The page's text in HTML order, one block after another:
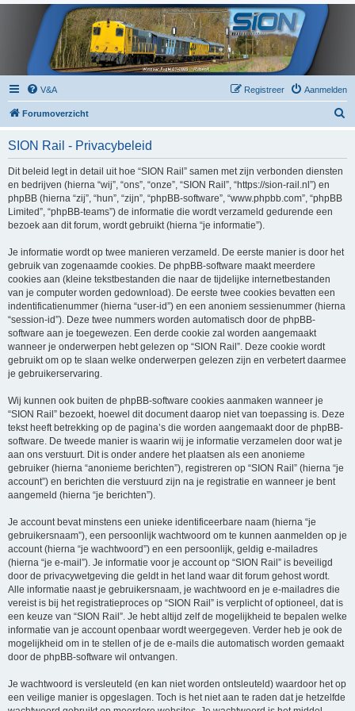
V&A Aanmelden
Registreer
Forumoverzicht
SION Rail - Privacybeleid
Dit beleid legt in detail uit hoe “SION Rail” samen met zijn verbonden diensten
en bedrijven (hierna “wij”, “ons”, “onze”, “SION Rail”, “https://sion-rail.nl”) en
phpBB (hierna “zij”, “hun”, “zijn”, “phpBB-software”, “www.phpbb.com”, “phpBB
Limited”, “phpBB-teams”) de informatie die wordt verzameld gedurende een
bezoek aan dit forum, wordt gebruikt (hierna “je informatie”).
Je informatie wordt op twee manieren verzameld. De eerste manier is door het
gebruik van zogenaamde cookies. De phpBB-software maakt meerdere
cookies aan (kleine tekstbestanden die naar de tijdelijke internetbestanden
van je computer worden gedownload). De eerste twee cookies bevatten een
indentificatienummer (hierna “user-id”) en een anoniem sessienummer (hierna
“session-id”). Deze twee nummers worden automatisch door de phpBB-
software aan je toegewezen. Een derde cookie zal worden aangemaakt
wanneer je onderwerpen hebt gelezen op “SION Rail”. Deze cookie wordt
gebruikt om op te slaan welke onderwerpen gelezen zijn en verbetert daarmee
je gebruikerservaring.
Wij kunnen ook buiten de phpBB-software cookies aanmaken wanneer je
“SION Rail” bezoekt, hoewel dit document daarop niet van toepassing is. Deze
tekst heeft betrekking op de pagina’s die worden aangemaakt door de phpBB-
software. De tweede manier is waarin wij je informatie verzamelen door wat je
aan ons verstuurt. Dit is onder andere het plaatsen als een anonieme
gebruiker (hierna “anonieme berichten”), registreren op “SION Rail” (hierna “je
account”) en berichten die verstuurd zijn na je registratie en wanneer je bent
aangemeld (hierna “je berichten”).
Je account bevat minstens een unieke identificeerbare naam (hierna “je
gebruikersnaam”), een persoonlijk wachtwoord om te kunnen aanmelden op je
account (hierna “je wachtwoord”) en een persoonlijk, geldig e-mailadres
(hierna “je e-mail”). Je informatie voor je account op “SION Rail” is beveiligd
door de privacywetgeving die geldt in het land waar dit forum gehost wordt.
Alle informatie naast je gebruikersnaam, je wachtwoord en je e-mailadres die
vereist is bij het registratieproces op “SION Rail” is verplicht of optioneel, dat is
een keuze van “SION Rail”. Je hebt altijd zelf de mogelijkheid te bepalen welke
informatie van je account openbaar wordt weergegeven. Verder heb je ook de
mogelijkheid om in te stellen of je de e-mails die automatisch worden gemaakt
door de phpBB-software wil ontvangen.
Je wachtwoord is versleuteld (en kan niet worden ontsleuteld) waardoor het op
een veilige manier is opgeslagen. Toch is het niet aan te raden dat je hetzelfde